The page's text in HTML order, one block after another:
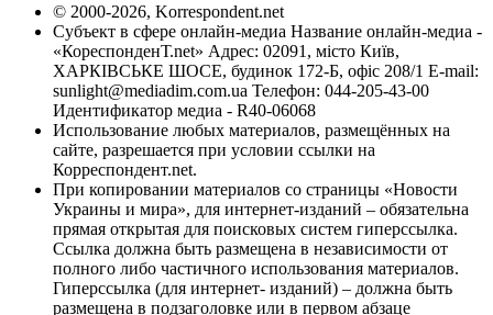
© 2000-2026, Korrespondent.net
Субъект в сфере онлайн-медиа Название онлайн-медиа -
«КореспонденТ.net» Адрес: 02091, місто Київ,
ХАРКІВСЬКЕ ШОСЕ, будинок 172-Б, офіс 208/1 E-mail:
sunlight@mediadim.com.ua Телефон: 044-205-43-00
Идентификатор медиа - R40-06068
Использование любых материалов, размещённых на
сайте, разрешается при условии ссылки на
Корреспондент.net.
При копировании материалов со страницы «Новости
Украины и мира», для интернет-изданий – обязательна
прямая открытая для поисковых систем гиперссылка.
Ссылка должна быть размещена в независимости от
полного либо частичного использования материалов.
Гиперссылка (для интернет- изданий) – должна быть
размещена в подзаголовке или в первом абзаце